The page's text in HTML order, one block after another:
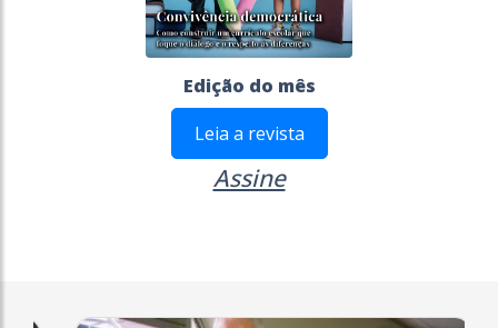
Edição do mês
Leia a revista
Assine